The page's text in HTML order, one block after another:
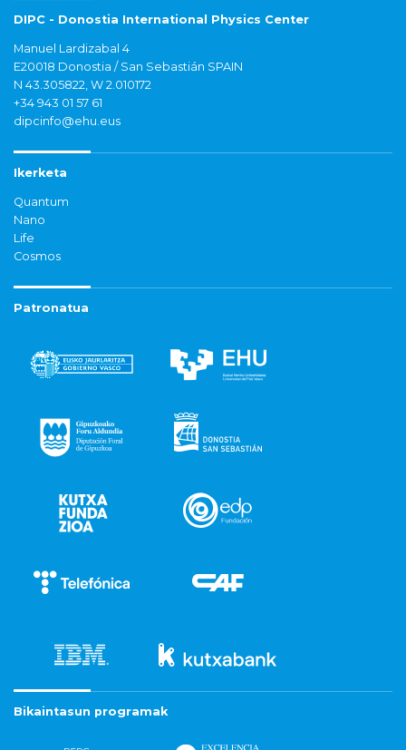
DIPC - Donostia International Physics Center
Manuel Lardizabal 4
E20018 Donostia / San Sebastián SPAIN
N 43.305822, W 2.010172
+34 943 01 57 61
dipcinfo@ehu.eus
Ikerketa
Quantum
Nano
Life
Cosmos
Patronatua
Bikaintasun programak